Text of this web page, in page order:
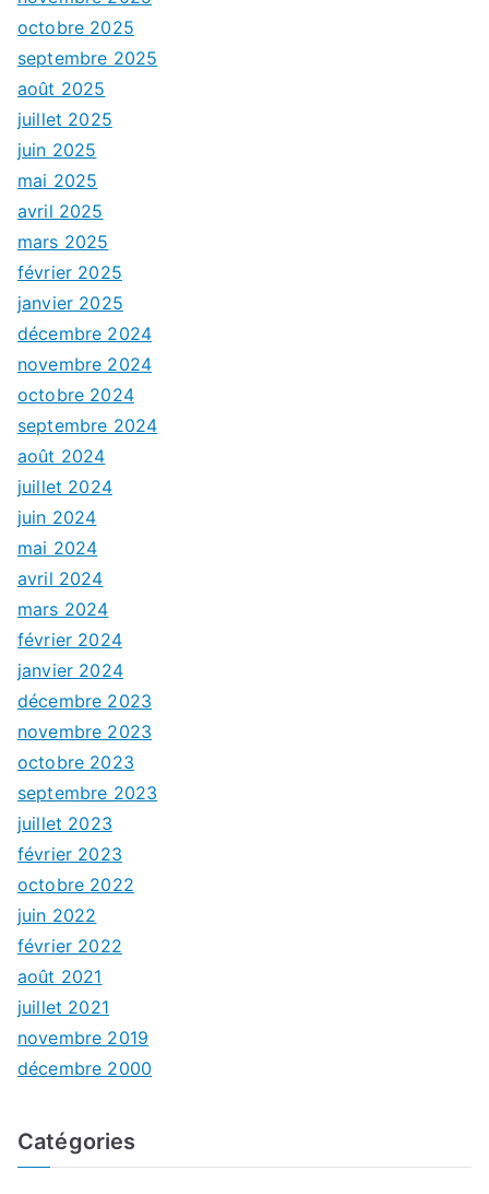
octobre 2025
septembre 2025
août 2025
juillet 2025
juin 2025
mai 2025
avril 2025
mars 2025
février 2025
janvier 2025
décembre 2024
novembre 2024
octobre 2024
septembre 2024
août 2024
juillet 2024
juin 2024
mai 2024
avril 2024
mars 2024
février 2024
janvier 2024
décembre 2023
novembre 2023
octobre 2023
septembre 2023
juillet 2023
février 2023
octobre 2022
juin 2022
février 2022
août 2021
juillet 2021
novembre 2019
décembre 2000
Catégories